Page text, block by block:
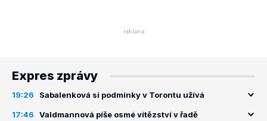
Expres zprávy
19:26 Sabalenková si podmínky v Torontu užívá
17:46 Valdmannová píše osmé vítězství v řadě